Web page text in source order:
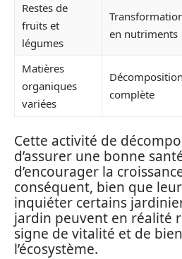
Restes de
fruits et
légumes
en nutriments
Matières
organiques
variées
Décomposition
complète
Cette activité de
d’assurer une bonne
d’encourager la
conséquent, bien que
inquiéter certains
jardin peuvent en réalité
signe de vitalité et de
l’écosystème.